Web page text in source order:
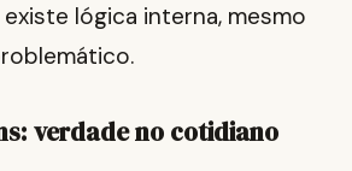
lógica interna, mesmo
verdade no cotidiano